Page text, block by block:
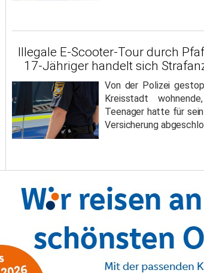
Illegale E-Scooter-Tour durch
17-Jähriger handelt sich
Von der Polizei
Kreisstadt
Teenager hatte für
Versicherung